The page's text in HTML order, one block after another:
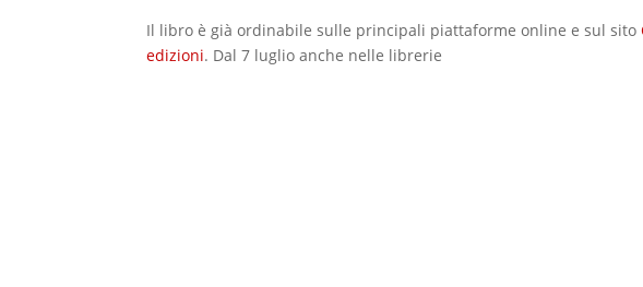
Il libro è già ordinabile sulle principali piattaforme online e sul sito
edizioni. Dal 7 luglio anche nelle librerie